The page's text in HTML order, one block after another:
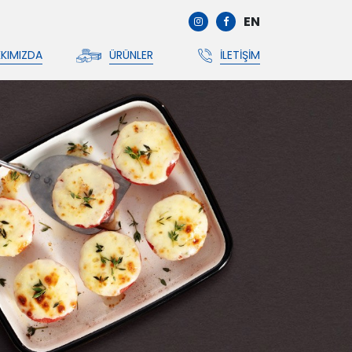
EN
ÜRÜNLER İLETIŞIM